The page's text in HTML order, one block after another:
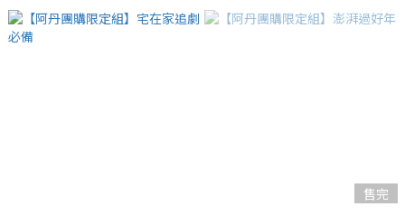
售完